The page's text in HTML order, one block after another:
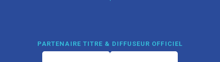
PARTENAIRE TITRE & DIFFUSEUR OFFICIEL